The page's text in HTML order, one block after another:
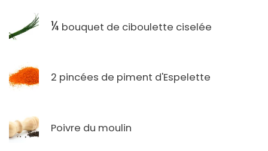
¼ bouquet de ciboulette ciselée
2 pincées de piment d'Espelette
Poivre du moulin